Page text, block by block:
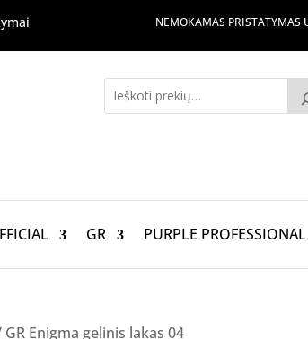
NEMOKAMAS PRISTATYMAS
GR PURPLE PROFESSIONAL
GR Enigma gelinis lakas 04